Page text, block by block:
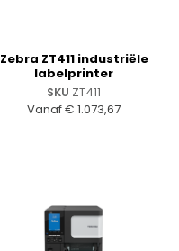
Zebra ZT411 industriële
labelprinter
SKU ZT411
Vanaf€ 1.073,67